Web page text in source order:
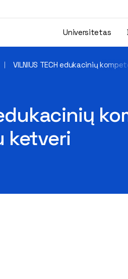
Universitetas
VILNIUS TECH edukacinių
edukacinių
ketveri